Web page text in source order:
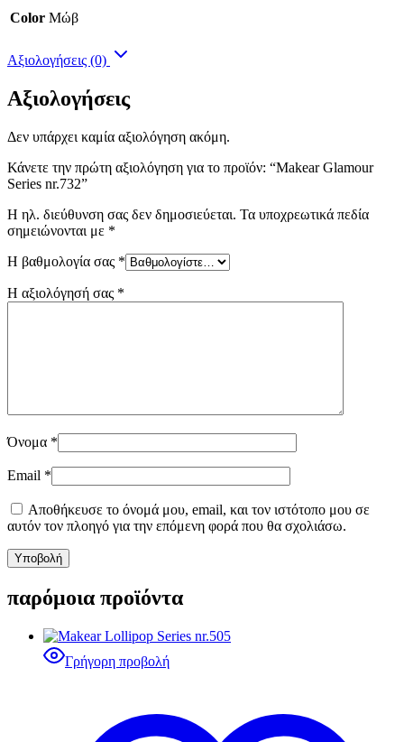
Color Μώβ
Αξιολογήσεις (0)
Αξιολογήσεις
Δεν υπάρχει καμία αξιολόγηση ακόμη.
Κάνετε την πρώτη αξιολόγηση για το προϊόν: “Makear Glamour
Series nr.732”
Η ηλ. διεύθυνση σας δεν δημοσιεύεται. Τα υποχρεωτικά πεδία
σημειώνονται με *
Η βαθμολογία σας *
Η αξιολόγησή σας *
Όνομα *
Email *
Αποθήκευσε το όνομά μου, email, και τον ιστότοπο μου σε
αυτόν τον πλοηγό για την επόμενη φορά που θα σχολιάσω.
παρόμοια προϊόντα
Γρήγορη προβολή